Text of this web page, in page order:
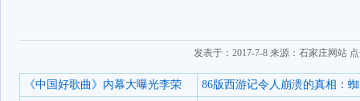
发表于：2017-7-8 来源：石家庄网站
《中国好歌曲》内幕大曝光李荣
86版西游记令人崩溃的真相：蜘